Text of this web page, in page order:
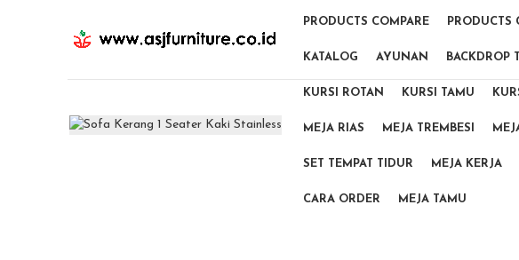
PRODUCTS COMPARE PRODUCTS
KATALOG AYUNAN BACKDROP
KURSI ROTAN KURSI TAMU
MEJA RIAS MEJA TREMBESI
SET TEMPAT TIDUR MEJA KERJA
CARA ORDER MEJA TAMU